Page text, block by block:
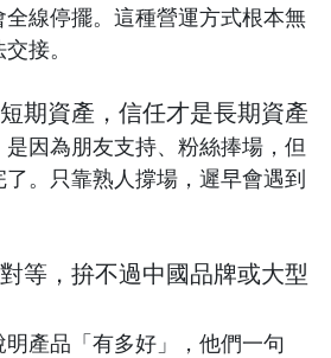
線停擺。這種營運方式根本無
接。
期資產，信任才是長期資產
因為朋友支持、粉絲捧場，但
。只靠熟人撐場，遲早會遇到
等，拚不過中國品牌或大型
產品「有多好」，他們一句